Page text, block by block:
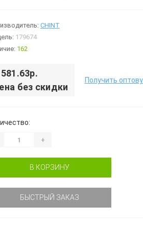
CHINT
179674
162
без скидки
Получить
+
В КОРЗИНУ
БЫСТРЫЙ ЗАКАЗ